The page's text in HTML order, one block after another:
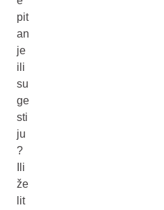
pit
an
je
ili
su
ge
sti
ju
?
Ili
že
lit